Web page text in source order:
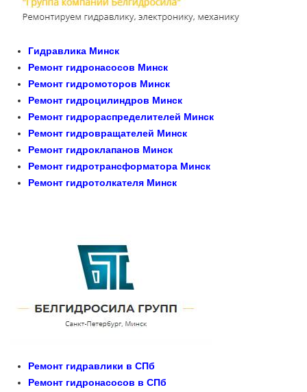
Гидравлика Минск
Ремонт гидронасосов Минск
Ремонт гидромоторов Минск
Ремонт гидроцилиндров Минск
Ремонт гидрораспределителей Минск
Ремонт гидровращателей Минск
Ремонт гидроклапанов Минск
Ремонт гидротрансформатора Минск
Ремонт гидротолкателя Минск
Ремонт гидравлики в СПб
Ремонт гидронасосов в СПб